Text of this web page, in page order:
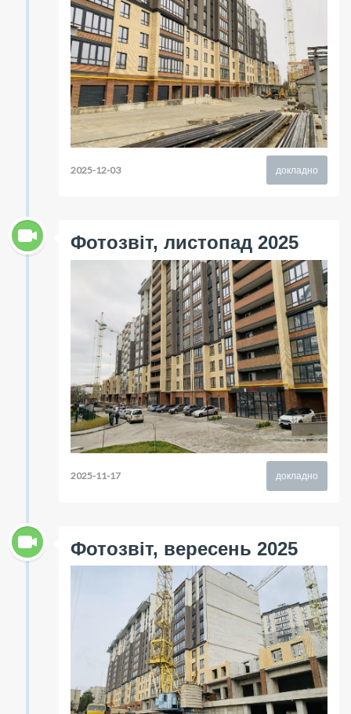
докладно
2025-12-03
Фотозвіт, листопад 2025
докладно
2025-11-17
Фотозвіт, вересень 2025